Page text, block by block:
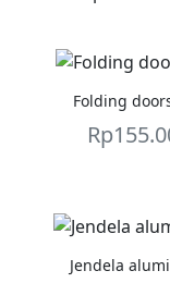
Folding
Rp
Jendela